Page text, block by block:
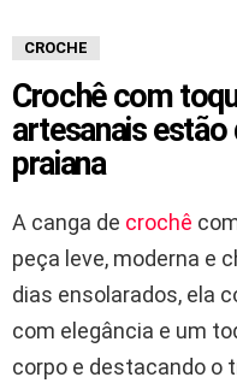
CROCHE
Crochê com
artesanais
praiana
A canga de crochê
peça leve, moderna e
dias ensolarados, ela
com elegância e um
corpo e destacando o